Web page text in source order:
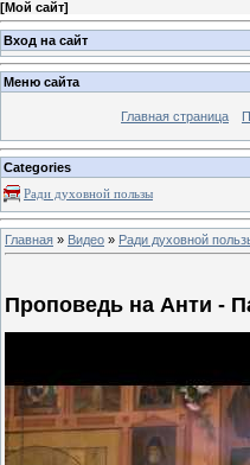
[Мой сайт]
Вход на сайт
Меню сайта
Главная страница
Categories
Ради духовной пользы
Главная » Видео » Ради духовной
Проповедь на Анти -